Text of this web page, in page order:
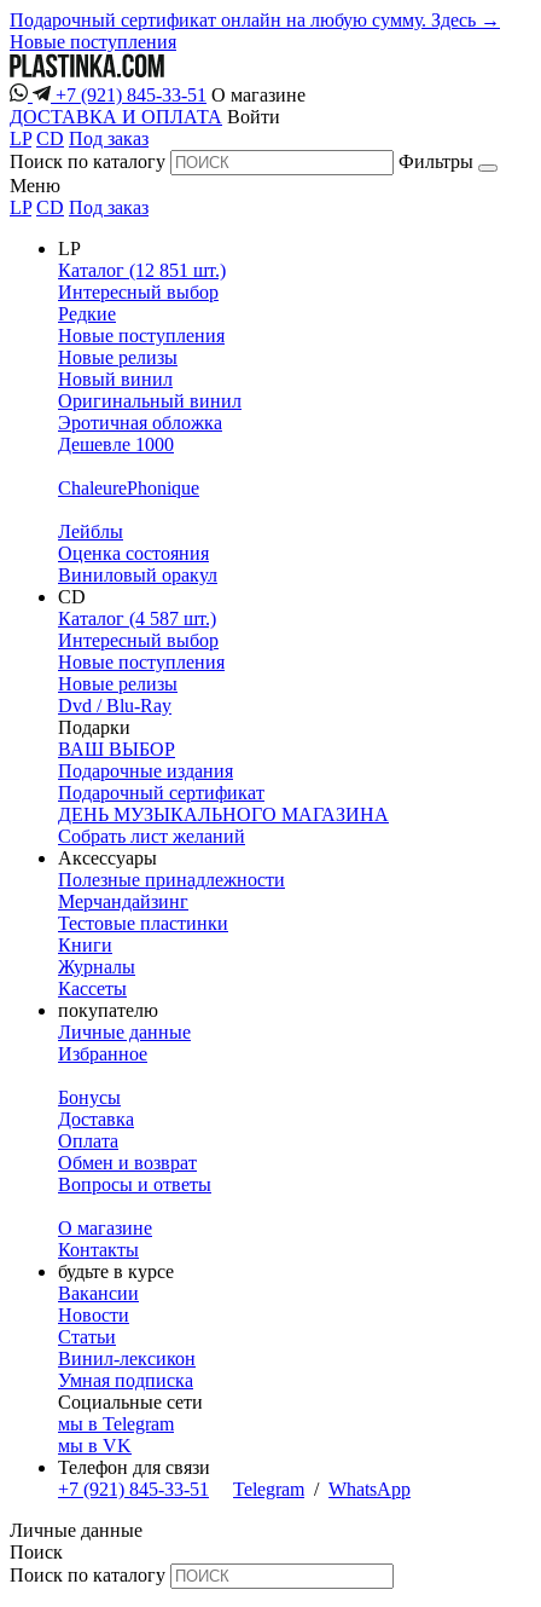
Подарочный сертификат онлайн на любую сумму. Здесь →
Новые поступления
+7 (921) 845-33-51 О магазине
ДОСТАВКА И ОПЛАТА Войти
LP CD Под заказ
Поиск по каталогу
Фильтры
Меню
LP CD Под заказ
LP
Каталог (12 851 шт.)
Интересный выбор
Редкие
Новые поступления
Новые релизы
Новый винил
Оригинальный винил
Эротичная обложка
Дешевле 1000
ChaleurePhonique
Лейблы
Оценка состояния
Виниловый оракул
CD
Каталог (4 587 шт.)
Интересный выбор
Новые поступления
Новые релизы
Dvd / Blu-Ray
Подарки
ВАШ ВЫБОР
Подарочные издания
Подарочный сертификат
ДЕНЬ МУЗЫКАЛЬНОГО МАГАЗИНА
Собрать лист желаний
Аксессуары
Полезные принадлежности
Мерчандайзинг
Тестовые пластинки
Книги
Журналы
Кассеты
покупателю
Личные данные
Избранное
Бонусы
Доставка
Оплата
Обмен и возврат
Вопросы и ответы
О магазине
Контакты
будьте в курсе
Вакансии
Новости
Статьи
Винил-лексикон
Умная подписка
Социальные сети
мы в Telegram
мы в VK
Телефон для связи
+7 (921) 845-33-51
Telegram / WhatsApp
Личные данные
Поиск
Поиск по каталогу